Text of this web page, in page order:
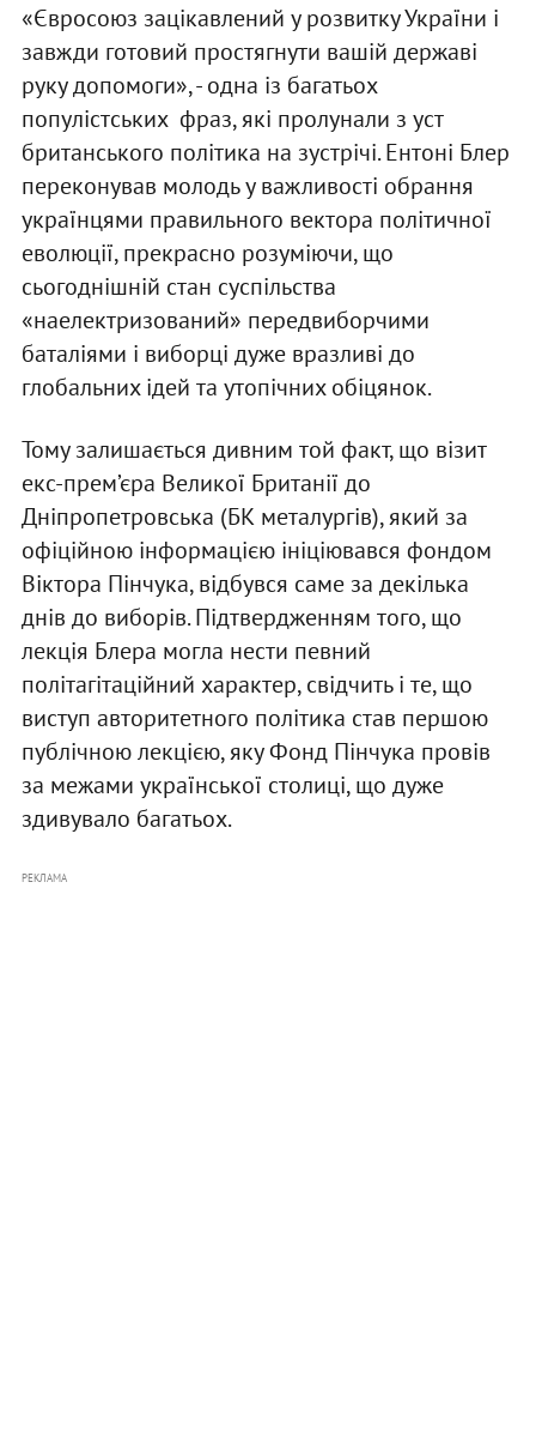
«Євросоюз зацікавлений у розвитку України і
завжди готовий простягнути вашій державі
руку допомоги», - одна із багатьох
популістських фраз, які пролунали з уст
британського політика на зустрічі. Ентоні Блер
переконував молодь у важливості обрання
українцями правильного вектора політичної
еволюції, прекрасно розуміючи, що
сьогоднішній стан суспільства
«наелектризований» передвиборчими
баталіями і виборці дуже вразливі до
глобальних ідей та утопічних обіцянок.
Тому залишається дивним той факт, що візит
екс-прем’єра Великої Британії до
Дніпропетровська (БК металургів), який за
офіційною інформацією ініціювався фондом
Віктора Пінчука, відбувся саме за декілька
днів до виборів. Підтвердженням того, що
лекція Блера могла нести певний
політагітаційний характер, свідчить і те, що
виступ авторитетного політика став першою
публічною лекцією, яку Фонд Пінчука провів
за межами української столиці, що дуже
здивувало багатьох.
РЕКЛАМА